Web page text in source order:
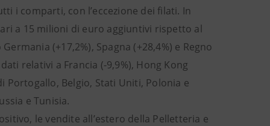
i comparti, con l’eccezione dei filati. In
a 15 milioni di euro aggiuntivi rispetto al
(+17,2%), Spagna (+28,4%) e Regno
relativi a Francia (-9,9%), Hong Kong
Portogallo, Belgio, Stati Uniti, Polonia e
e Tunisia.
le vendite all’estero della Pelletteria e